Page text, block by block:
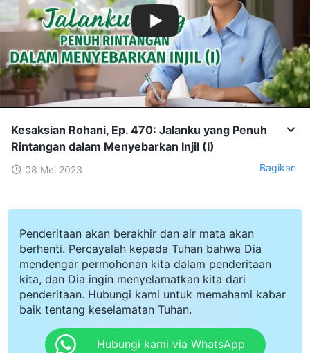
Kesaksian Rohani, Ep. 470: Jalanku yang Penuh
Rintangan dalam Menyebarkan Injil (I)
08 Mei 2023 Bagikan
Penderitaan akan berakhir dan air mata akan
berhenti. Percayalah kepada Tuhan bahwa Dia
mendengar permohonan kita dalam penderitaan
kita, dan Dia ingin menyelamatkan kita dari
penderitaan. Hubungi kami untuk memahami kabar
baik tentang keselamatan Tuhan.
Hubungi kami via WhatsApp